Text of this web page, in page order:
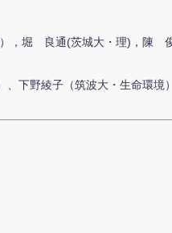
，堀 良通(茨城大・理)，陳
、下野綾子（筑波大・生命環境